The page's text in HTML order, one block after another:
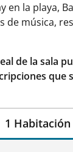
en la playa,
de música,
de la sala
que
1 Habitación